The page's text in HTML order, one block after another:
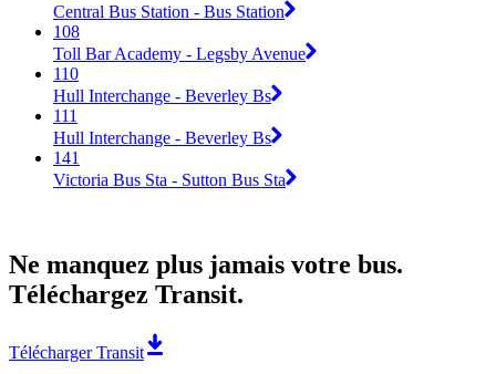
Central Bus Station - Bus Station
108
Toll Bar Academy - Legsby Avenue
110
Hull Interchange - Beverley Bs
111
Hull Interchange - Beverley Bs
141
Victoria Bus Sta - Sutton Bus Sta
Ne manquez plus jamais votre bus.
Téléchargez Transit.
Télécharger Transit